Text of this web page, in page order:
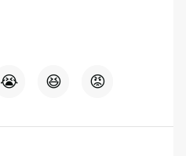
😭 😆 😡